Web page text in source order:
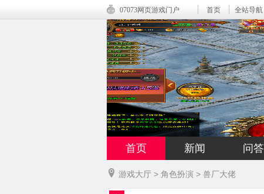
07073网页游戏门户 首页 全站导航
首页 新闻 问答
游戏大厅 > 角色扮演 > 兽厂大佬